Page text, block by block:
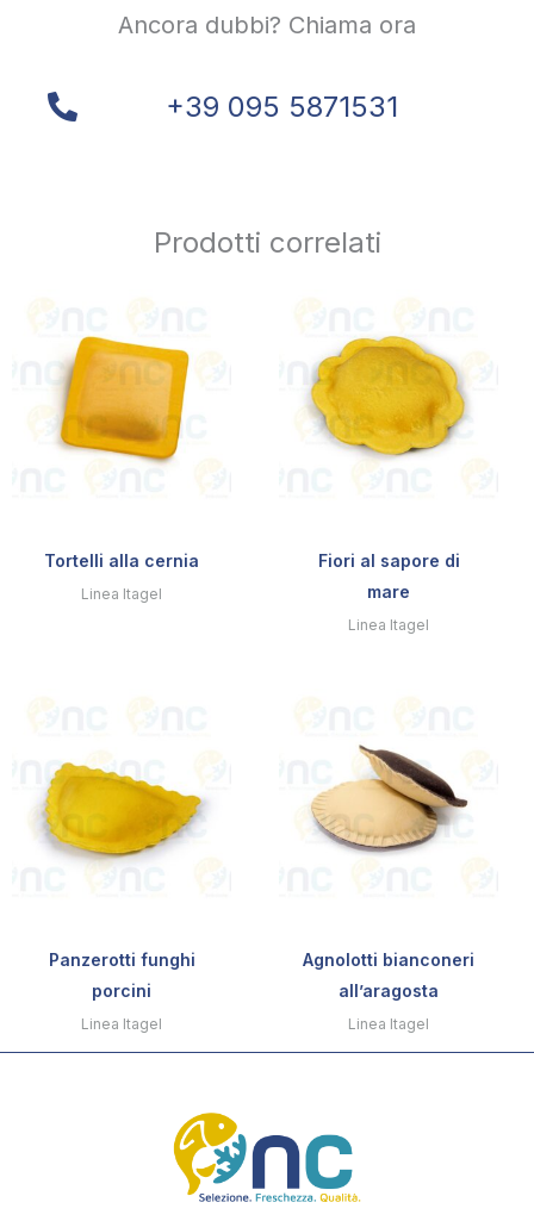
Ancora dubbi? Chiama ora
+39 095 5871531
Prodotti correlati
Tortelli alla cernia
Linea Itagel
Fiori al sapore di
mare
Linea Itagel
Panzerotti funghi
porcini
Linea Itagel
Agnolotti bianconeri
all’aragosta
Linea Itagel